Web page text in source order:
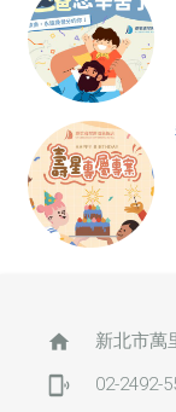
home 新北市萬
phonelink_ring 02-2492-